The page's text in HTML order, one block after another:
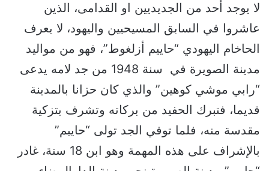
لا يوجد أحد من الجديديين او القدامى، الذين
عاشروا في السابق المسيحيين واليهود، لا يعرف
الحاخام اليهودي “حاييم أزلغوط”، فهو من مواليد
مدينة الصويرة في سنة 1948 من جد لامه يدعى
“رابي موشي كوهين” والذي كان حزانا بالمدينة
قديما، فتبرك الحفيد من بركاته وتشرف بتزكية
مقدسة منه، فلما توفي الجد تولى “حاييم”
بالإشراف على هذه المهمة وهو ابن 18 سنة، غادر